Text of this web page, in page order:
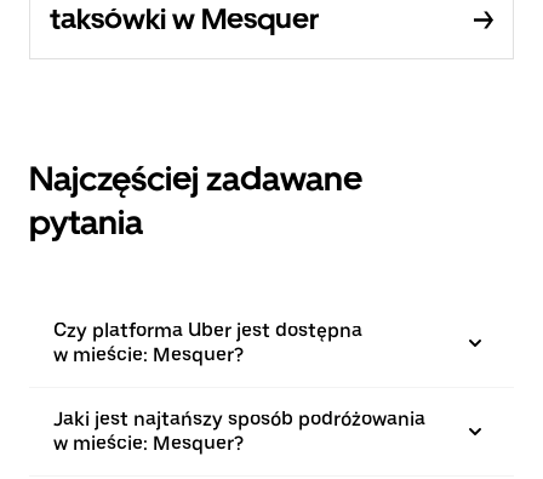
taksówki w Mesquer
Najczęściej zadawane
pytania
Czy platforma Uber jest dostępna
w mieście: Mesquer?
Jaki jest najtańszy sposób podróżowania
w mieście: Mesquer?